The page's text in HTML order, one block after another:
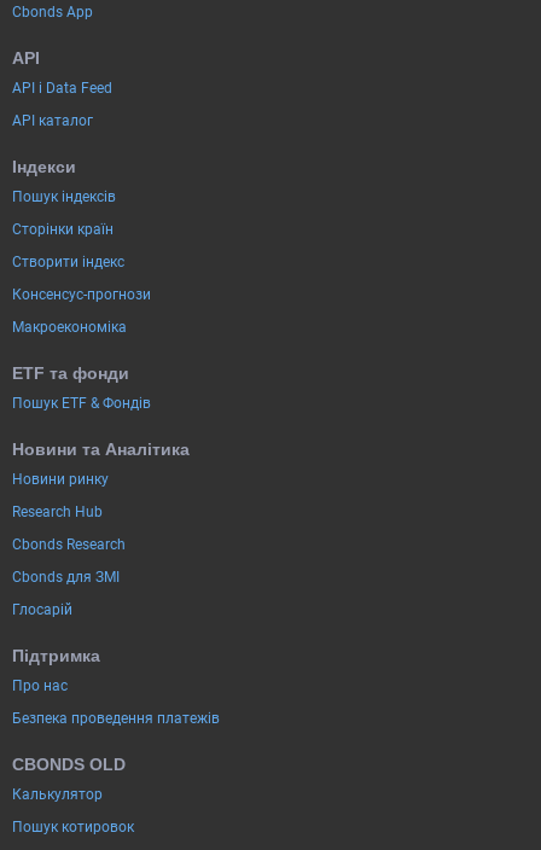
Cbonds App
API
API і Data Feed
API каталог
Індекси
Пошук індексів
Сторінки країн
Створити індекс
Консенсус-прогнози
Макроекономіка
ETF та фонди
Пошук ETF & Фондів
Новини та Аналітика
Новини ринку
Research Hub
Cbonds Research
Cbonds для ЗМІ
Глосарій
Підтримка
Про нас
Безпека проведення платежів
CBONDS OLD
Калькулятор
Пошук котировок